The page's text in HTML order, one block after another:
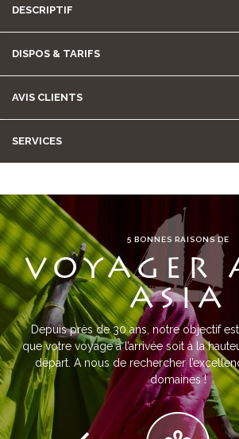
DESCRIPTIF
DISPOS & TARIFS
AVIS CLIENTS
SERVICES
5 BONNES RAISONS DE
VOYAGER
ASIA
Depuis près de 30 ans, notre objectif
que votre voyage à l’arrivée soit à la
départ. A nous de rechercher
domaines !